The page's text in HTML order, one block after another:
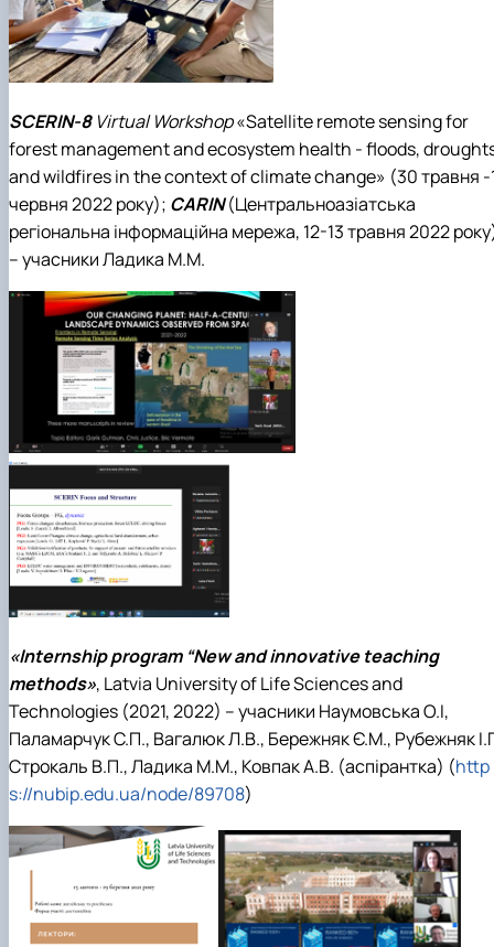
SCERIN-8Virtual Workshop«Satellite remote sensing for
forest management and ecosystem health - floods,
and wildfires in the context of climate change» (30 травня -
червня 2022 року); CARIN(Центральноазіатська
регіональна інформаційна мережа, 12-13 травня 2022
– учасники Ладика М.М.
«Internship program “New and innovative teaching
methods», Latvia University of Life Sciences and
Technologies (2021, 2022) – учасники Наумовська О.І,
Паламарчук С.П., Вагалюк Л.В., Бережняк Є.М., Рубежняк
Строкаль В.П., Ладика М.М., Ковпак А.В. (аспірантка) (http
s://nubip.edu.ua/node/89708)